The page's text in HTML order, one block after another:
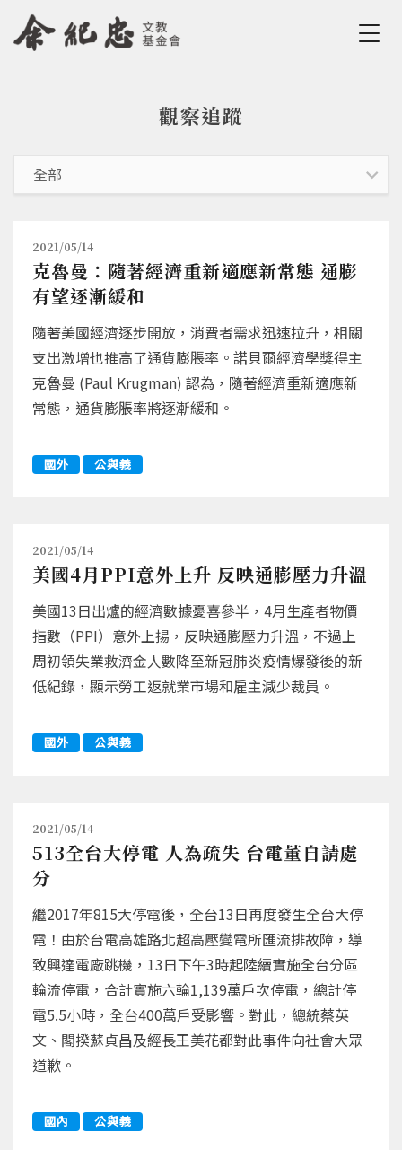
Jump to Navigation
Jump to Main content
觀察追蹤
2021/05/14
克魯曼：隨著經濟重新適應新常態 通膨
有望逐漸緩和
隨著美國經濟逐步開放，消費者需求迅速拉升，相關
支出激增也推高了通貨膨脹率。諾貝爾經濟學獎得主
克魯曼 (Paul Krugman) 認為，隨著經濟重新適應新
常態，通貨膨脹率將逐漸緩和。
國外 公與義
2021/05/14
美國4月PPI意外上升 反映通膨壓力升溫
美國13日出爐的經濟數據憂喜參半，4月生產者物價
指數（PPI）意外上揚，反映通膨壓力升溫，不過上
周初領失業救濟金人數降至新冠肺炎疫情爆發後的新
低紀錄，顯示勞工返就業市場和雇主減少裁員。
國外 公與義
2021/05/14
513全台大停電 人為疏失 台電董自請處
分
繼2017年815大停電後，全台13日再度發生全台大停
電！由於台電高雄路北超高壓變電所匯流排故障，導
致興達電廠跳機，13日下午3時起陸續實施全台分區
輪流停電，合計實施六輪1,139萬戶次停電，總計停
電5.5小時，全台400萬戶受影響。對此，總統蔡英
文、閣揆蘇貞昌及經長王美花都對此事件向社會大眾
道歉。
國內 公與義